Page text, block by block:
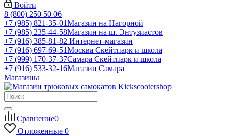
Войти
8 (800) 250 50 06
+7 (985) 821-35-01Магазин на Нагорной
+7 (985) 235-44-58Магазин на ш. Энтузиастов
+7 (916) 385-81-82 Интернет-магазин
+7 (916) 697-69-51Москва Скейтпарк и школа
+7 (999) 170-37-37Самара Скейтпарк и школа
+7 (916) 533-32-16Магазин Самара
Магазины
Сравнение0
Отложенные 0